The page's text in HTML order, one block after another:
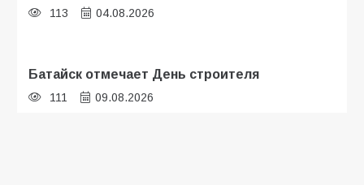
113 04.08.2026
Батайск отмечает День строителя
111 09.08.2026